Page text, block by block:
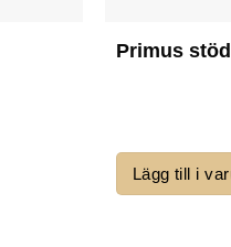
Primus
Lägg till i